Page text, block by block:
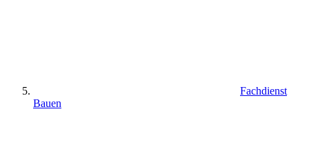
Fachdienst
Bauen